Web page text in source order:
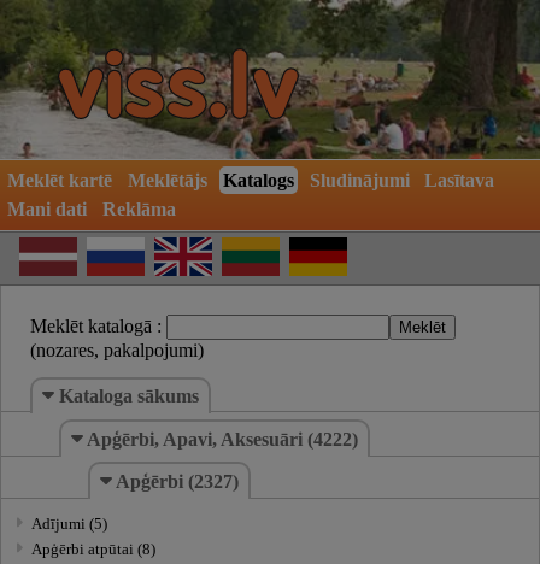
Meklēt kartē Meklētājs Katalogs Sludinājumi
Lasītava
Mani dati
Reklāma
Meklēt katalogā :
(nozares, pakalpojumi)
Kataloga sākums
Apģērbi, Apavi, Aksesuāri (4222)
Apģērbi (2327)
Adījumi (5)
Apģērbi atpūtai (8)